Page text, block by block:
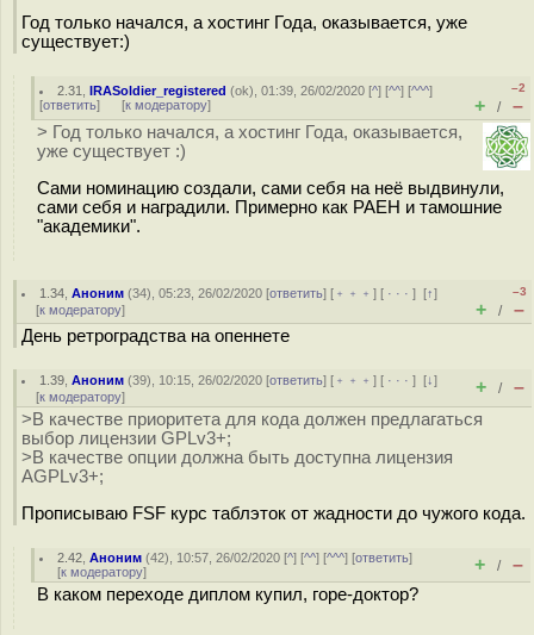
Год только начался, а хостинг Года, оказывается, уже
существует:)
2.31 ,IRASoldier_registered (ok), 01:39, 26/02/2020 [^] [^^] [^^^]
[ответить] [к модератору]
–2
+ / –
> Год только начался, а хостинг Года, оказывается,
уже существует :)
Сами номинацию создали, сами себя на неё выдвинули,
сами себя и наградили. Примерно как РАЕН и тамошние
"академики".
1.34 ,Аноним (34), 05:23, 26/02/2020 [ответить] [ ﹢﹢﹢] [ · · ·][↑]
[к модератору]
–3
+ / –
День ретроградства на опеннете
1.39 ,Аноним (39), 10:15, 26/02/2020 [ответить] [ ﹢﹢﹢] [ · · ·][↓]
[к модератору] + / –
>В качестве приоритета для кода должен предлагаться
выбор лицензии GPLv3+;
>В качестве опции должна быть доступна лицензия
AGPLv3+;
Прописываю FSF курс таблэток от жадности до чужого кода.
2.42 ,Аноним (42), 10:57, 26/02/2020 [^] [^^] [^^^] [ответить]
[к модератору] + / –
В каком переходе диплом купил, горе-доктор?